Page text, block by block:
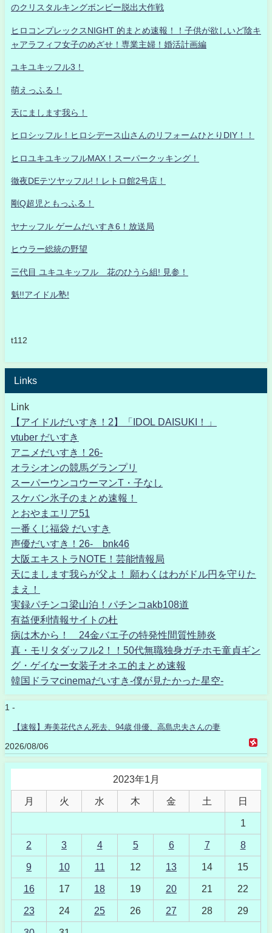
のクリスタルキングボンビー脱出大作戦
ヒロコンプレックスNIGHT 的まとめ速報！！子供が欲しいど陰キ
ャアラフィフ女子のめざせ！専業主婦！婚活計画編
ユキユキッフル3！
萌えっふる！
天にまします我ら！
ヒロシッフル！ヒロシデース山さんのリフォームひとりDIY！！
ヒロユキユキッフルMAX！スーパークッキング！
徹夜DEテツヤッフル!！レトロ館2号店！
剛Q超児ともっふる！
ヤナッフル ゲームだいすき6！放送局
ヒウラー総統の野望
三代目 ユキユキッフル 花のひうら組! 見参！
魁!!アイドル塾!
t112
Links
Link
【アイドルだいすき！2】「IDOL DAISUKI！」
vtuber だいすき
アニメだいすき！26-
オラシオンの競馬グランプリ
スーパーウンコウーマンT・子なし
スケバン氷子のまとめ速報！
とおやまエリア51
一番くじ福袋 だいすき
声優だいすき！26- bnk46
大阪エキストラNOTE！芸能情報局
天にまします我らが父よ！ 願わくはわがドル円を守りた
まえ！
実録パチンコ梁山泊！パチンコakb108道
有益便利情報サイトの杜
病は木から！ 24金バエ子の特発性間質性肺炎
真・モリタダッフル2！！50代無職独身ガチホモ童貞ギン
グ・ゲイなー女装子オネエ的まとめ速報
韓国ドラマcinemaだいすき-僕が見たかった星空-
1 -
【速報】寿美花代さん死去、94歳 俳優、高島忠夫さんの妻
2026/08/06
2023年1月
月 火 水 木 金 土 日
1
2 3 4 5 6 7 8
9 10 11 12 13 14 15
16 17 18 19 20 21 22
23 24 25 26 27 28 29